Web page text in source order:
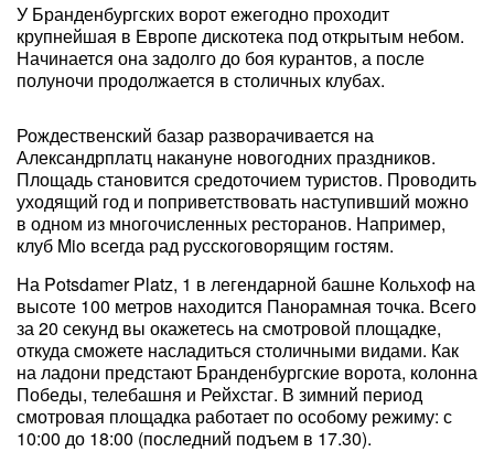
У Бранденбургских ворот ежегодно проходит
крупнейшая в Европе дискотека под открытым небом.
Начинается она задолго до боя курантов, а после
полуночи продолжается в столичных клубах.
Рождественский базар разворачивается на
Александрплатц накануне новогодних праздников.
Площадь становится средоточием туристов. Проводить
уходящий год и поприветствовать наступивший можно
в одном из многочисленных ресторанов. Например,
клуб Mio всегда рад русскоговорящим гостям.
На Potsdamer Platz, 1 в легендарной башне Кольхоф на
высоте 100 метров находится Панорамная точка. Всего
за 20 секунд вы окажетесь на смотровой площадке,
откуда сможете насладиться столичными видами. Как
на ладони предстают Бранденбургские ворота, колонна
Победы, телебашня и Рейхстаг. В зимний период
смотровая площадка работает по особому режиму: с
10:00 до 18:00 (последний подъем в 17.30).